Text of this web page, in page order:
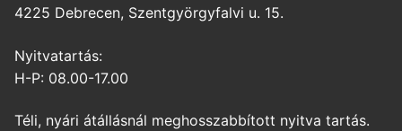
4225 Debrecen, Szentgyörgyfalvi u. 15.
Nyitvatartás:
H-P: 08.00-17.00
Téli, nyári átállásnál meghosszabbított nyitva tartás.